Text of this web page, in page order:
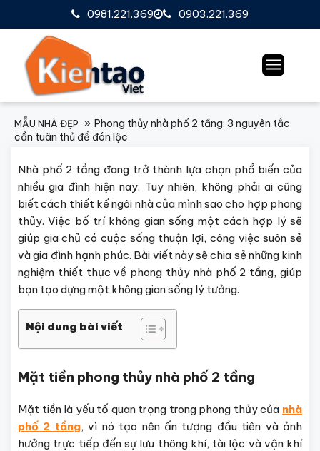
0903.221.369
0981.221.369
MẪU NHÀ ĐẸP
Phong thủy nhà phố 2 tầng: 3 nguyên tắc
cần tuân thủ để đón lộc
Nhà phố 2 tầng đang trở thành lựa chọn phổ biến của
nhiều gia đình hiện nay. Tuy nhiên, không phải ai cũng
biết cách thiết kế ngôi nhà của mình sao cho hợp phong
thủy. Việc bố trí không gian sống một cách hợp lý sẽ
giúp gia chủ có cuộc sống thuận lợi, công việc suôn sẻ
và gia đình hạnh phúc. Bài viết này sẽ chia sẻ những kinh
nghiệm thiết thực về phong thủy nhà phố 2 tầng, giúp
bạn tạo dựng một không gian sống lý tưởng.
Nội dung bài viết
Mặt tiền phong thủy nhà phố 2 tầng
Mặt tiền là yếu tố quan trọng trong phong thủy của nhà
phố 2 tầng, vì nó tạo nên ấn tượng đầu tiên và ảnh
hưởng trực tiếp đến sự lưu thông khí, tài lộc và vận khí